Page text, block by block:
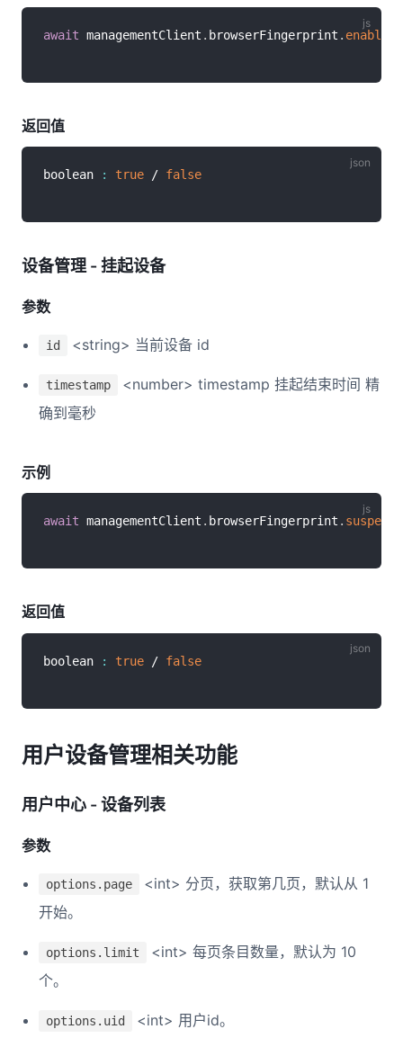
await managementClient . browserFingerprint .
返回值
boolean : true / false
设备管理 - 挂起设备
参数
id <string> 当前设备 id
timestamp
<number> timestamp 挂起结束时间 精
确到毫秒
示例
await managementClient . browserFingerprint .
返回值
boolean : true / false
用户设备管理相关功能
用户中心 - 设备列表
参数
options.page
<int> 分页，获取第几页，默认从 1
开始。
options.limit
<int> 每页条目数量，默认为 10
个。
options.uid <int> 用户id。